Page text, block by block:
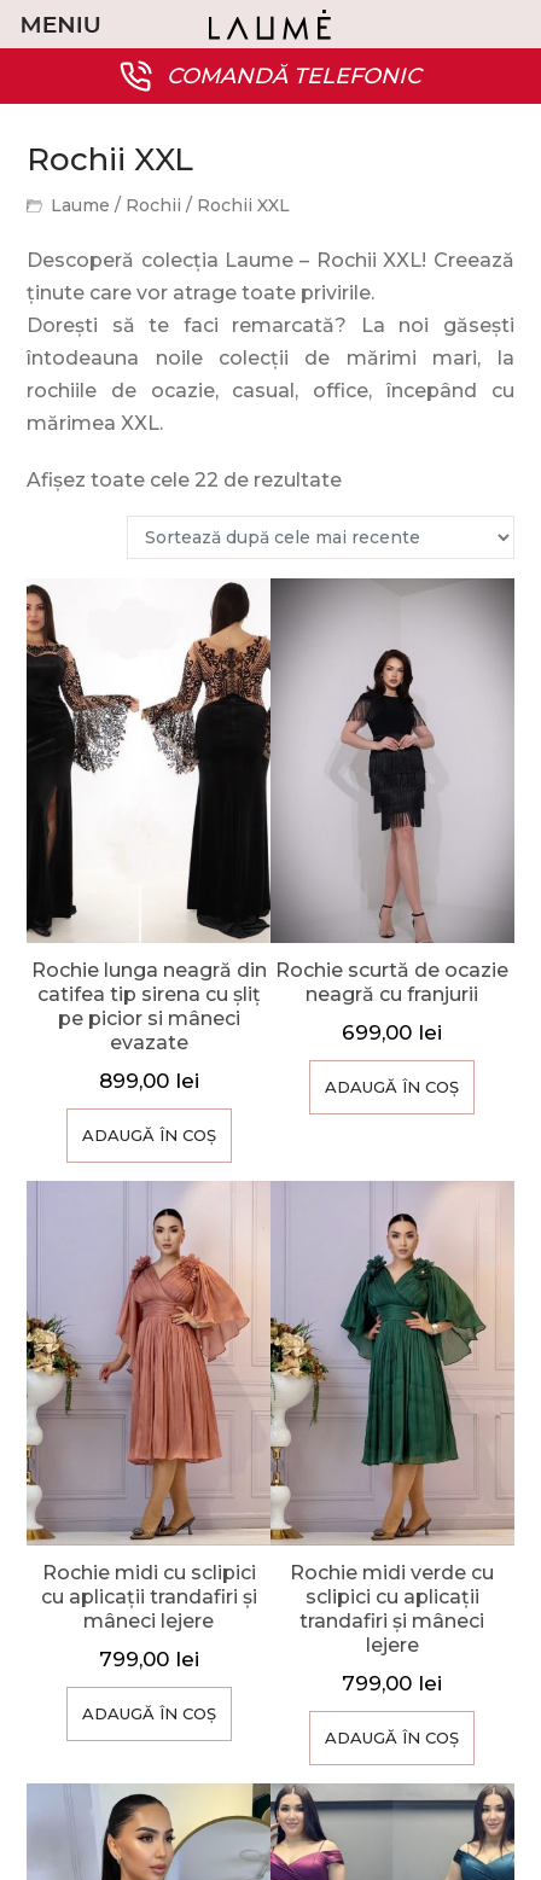
COMANDĂ TELEFONIC
Rochii XXL
Laume / Rochii / Rochii XXL
Descoperă colecția Laume – Rochii XXL! Creează
ținute care vor atrage toate privirile.
Dorești să te faci remarcată? La noi găsești
întodeauna noile colecții de mărimi mari, la
rochiile de ocazie, casual, office, începând cu
mărimea XXL.
Afișez toate cele 22 de rezultate
Rochie lunga neagră din
catifea tip sirena cu șliț
pe picior si mâneci
evazate
899,00 lei
ADAUGĂ ÎN COȘ
Rochie scurtă de ocazie
neagră cu franjurii
699,00 lei
ADAUGĂ ÎN COȘ
Rochie midi cu sclipici
cu aplicații trandafiri și
mâneci lejere
799,00 lei
ADAUGĂ ÎN COȘ
Rochie midi verde cu
sclipici cu aplicații
trandafiri și mâneci
lejere
799,00 lei
ADAUGĂ ÎN COȘ